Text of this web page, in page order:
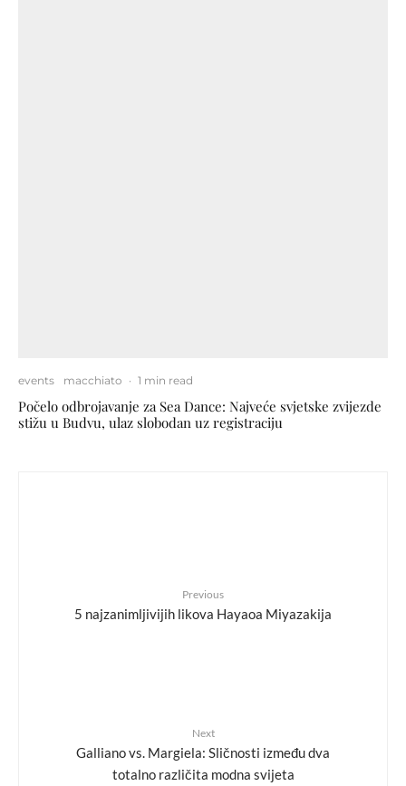
events macchiato · 1 min read
Počelo odbrojavanje za Sea Dance: Najveće svjetske zvijezde
stižu u Budvu, ulaz slobodan uz registraciju
Previous
5 najzanimljivijih likova Hayaoa Miyazakija
Next
Galliano vs. Margiela: Sličnosti između dva
totalno različita modna svijeta